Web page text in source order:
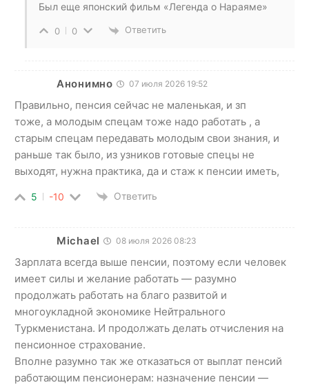
Был еще японский фильм «Легенда о Нараяме»
0 0 Ответить
Анонимно 07 июля 2026 19:52
Правильно, пенсия сейчас не маленькая, и зп
тоже, а молодым спецам тоже надо работать , а
старым спецам передавать молодым свои знания, и
раньше так было, из узников готовые спецы не
выходят, нужна практика, да и стаж к пенсии иметь,
5 -10 Ответить
Michael 08 июля 2026 08:23
Зарплата всегда выше пенсии, поэтому если человек
имеет силы и желание работать — разумно
продолжать работать на благо развитой и
многоукладной экономике Нейтрального
Туркменистана. И продолжать делать отчисления на
пенсионное страхование.
Вполне разумно так же отказаться от выплат пенсий
работающим пенсионерам: назначение пенсии —